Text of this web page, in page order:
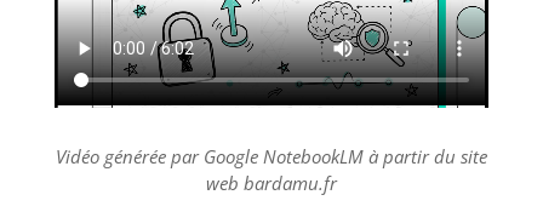
Vidéo générée par Google NotebookLM à partir du site
web bardamu.fr